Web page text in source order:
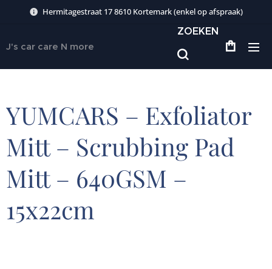
Hermitagestraat 17 8610 Kortemark (enkel op afspraak)
J's car care N more
ZOEKEN
YUMCARS – Exfoliator
Mitt – Scrubbing Pad
Mitt – 640GSM –
15x22cm